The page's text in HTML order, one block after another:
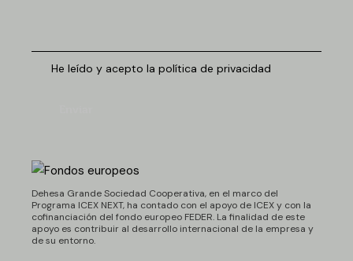
He leído y acepto la política de privacidad
Dehesa Grande Sociedad Cooperativa, en el marco del
Programa ICEX NEXT, ha contado con el apoyo de ICEX y con la
cofinanciación del fondo europeo FEDER. La finalidad de este
apoyo es contribuir al desarrollo internacional de la empresa y
de su entorno.